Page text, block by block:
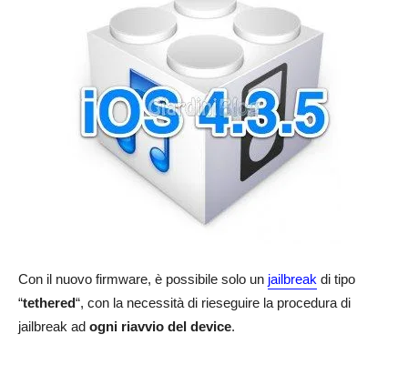
Con il nuovo firmware, è possibile solo un jailbreak di tipo
“tethered“, con la necessità di rieseguire la procedura di
jailbreak ad ogni riavvio del device.